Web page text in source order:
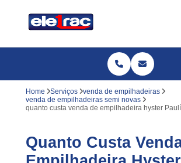
Home Serviços
venda de empilhadeiras
venda de empilhadeiras semi novas
quanto custa venda de empilhadeira hyster
Quanto Custa